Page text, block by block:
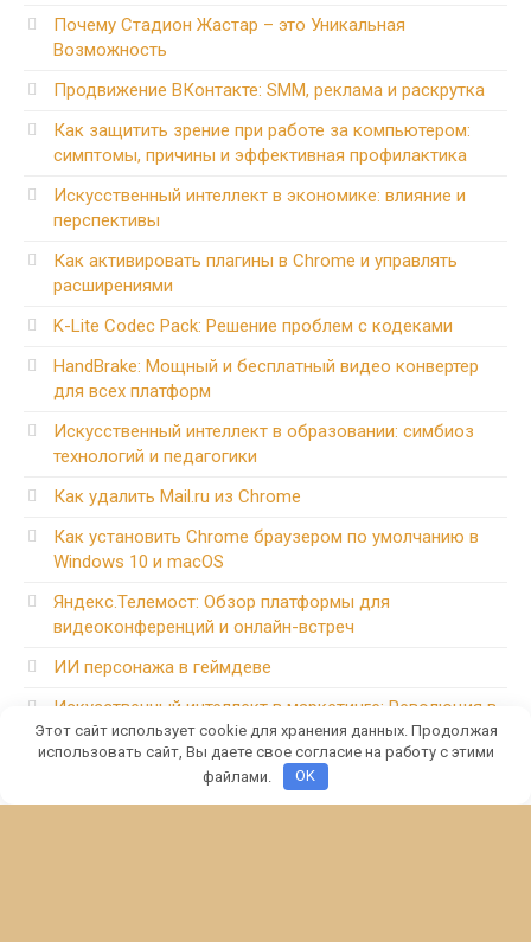
Почему Стадион Жастар – это Уникальная
Возможность
Продвижение ВКонтакте: SMM, реклама и раскрутка
Как защитить зрение при работе за компьютером:
симптомы, причины и эффективная профилактика
Искусственный интеллект в экономике: влияние и
перспективы
Как активировать плагины в Chrome и управлять
расширениями
K-Lite Codec Pack: Решение проблем с кодеками
HandBrake: Мощный и бесплатный видео конвертер
для всех платформ
Искусственный интеллект в образовании: симбиоз
технологий и педагогики
Как удалить Mail.ru из Chrome
Как установить Chrome браузером по умолчанию в
Windows 10 и macOS
Яндекс.Телемост: Обзор платформы для
видеоконференций и онлайн-встреч
ИИ персонажа в геймдеве
Искусственный интеллект в маркетинге: Революция в
цифровом маркетинге
Смена тем оформления в Google Chrome
Этот сайт использует cookie для хранения данных. Продолжая
использовать сайт, Вы даете свое согласие на работу с этими
файлами.
OK